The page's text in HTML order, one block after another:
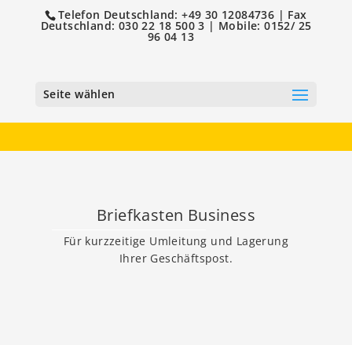
Telefon Deutschland: +49 30 12084736 | Fax
Deutschland: 030 22 18 500 3 | Mobile: 0152/ 25
96 04 13
Seite wählen
Briefkasten Business
Für kurzzeitige Umleitung und Lagerung
Ihrer Geschäftspost.